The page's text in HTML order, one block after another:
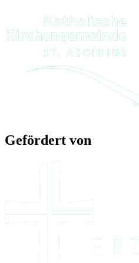
Gefördert von